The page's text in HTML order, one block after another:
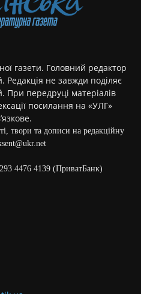
газети. Головний редактор
не завжди поділяє
При передруці матеріалів
посилання на «УЛГ»
твори та дописи на редакційну
4476 4139 (ПриватБанк)